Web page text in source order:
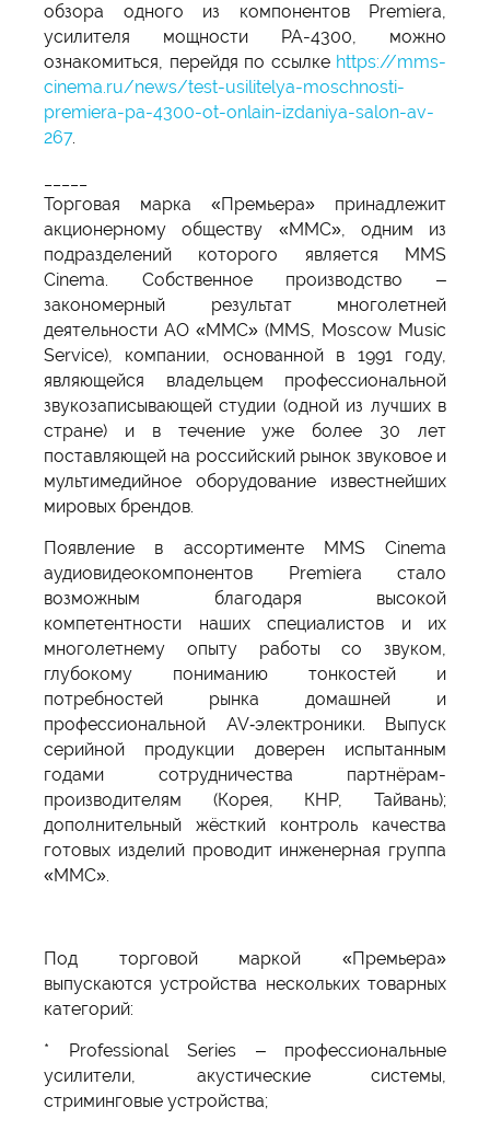
обзора одного из компонентов Premiera,
усилителя мощности PA-4300, можно
ознакомиться, перейдя по ссылке https://mms-
cinema.ru/news/test-usilitelya-moschnosti-
premiera-pa-4300-ot-onlain-izdaniya-salon-av-
267.
Торговая марка «Премьера» принадлежит
акционерному обществу «ММС», одним из
подразделений которого является MMS
Cinema. Собственное производство –
закономерный результат многолетней
деятельности АО «ММС» (MMS, Moscow Music
Service), компании, основанной в 1991 году,
являющейся владельцем профессиональной
звукозаписывающей студии (одной из лучших в
стране) и в течение уже более 30 лет
поставляющей на российский рынок звуковое и
мультимедийное оборудование известнейших
мировых брендов.
Появление в ассортименте MMS Cinema
аудиовидеокомпонентов Premiera стало
возможным благодаря высокой
компетентности наших специалистов и их
многолетнему опыту работы со звуком,
глубокому пониманию тонкостей и
потребностей рынка домашней и
профессиональной AV‑электроники. Выпуск
серийной продукции доверен испытанным
годами сотрудничества партнёрам-
производителям (Корея, КНР, Тайвань);
дополнительный жёсткий контроль качества
готовых изделий проводит инженерная группа
«ММС».
Под торговой маркой «Премьера»
выпускаются устройства нескольких товарных
категорий:
* Professional Series – профессиональные
усилители, акустические системы,
стриминговые устройства;